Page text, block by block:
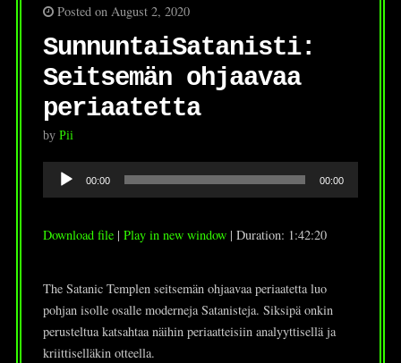
Posted on August 2, 2020
SunnuntaiSatanisti:
Seitsemän ohjaavaa
periaatetta
by Pii
Audio
00:00 00:00
Download file| Play in new window| Duration: 1:42:20
The Satanic Templen seitsemän ohjaavaa periaatetta luo
pohjan isolle osalle moderneja Satanisteja. Siksipä onkin
perusteltua katsahtaa näihin periaatteisiin analyyttisellä ja
kriittiselläkin otteella.